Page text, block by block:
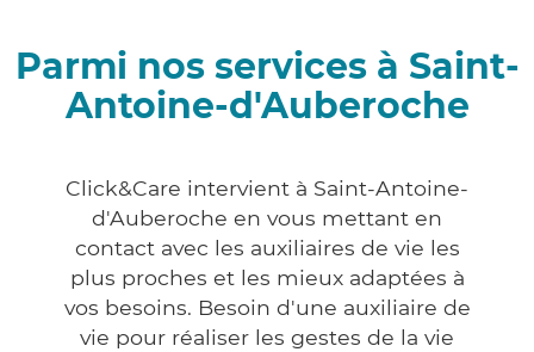
Parmi nos services à Saint-
Antoine-d'Auberoche
Click&Care intervient à Saint-Antoine-
d'Auberoche en vous mettant en
contact avec les auxiliaires de vie les
plus proches et les mieux adaptées à
vos besoins. Besoin d'une auxiliaire de
vie pour réaliser les gestes de la vie